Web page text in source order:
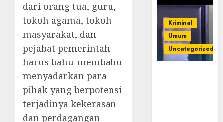
dari orang tua, guru,
tokoh agama, tokoh
masyarakat, dan
pejabat pemerintah
harus bahu-membahu
menyadarkan para
pihak yang berpotensi
terjadinya kekerasan
dan perdagangan
Kriminal
Umum
Uncategorized